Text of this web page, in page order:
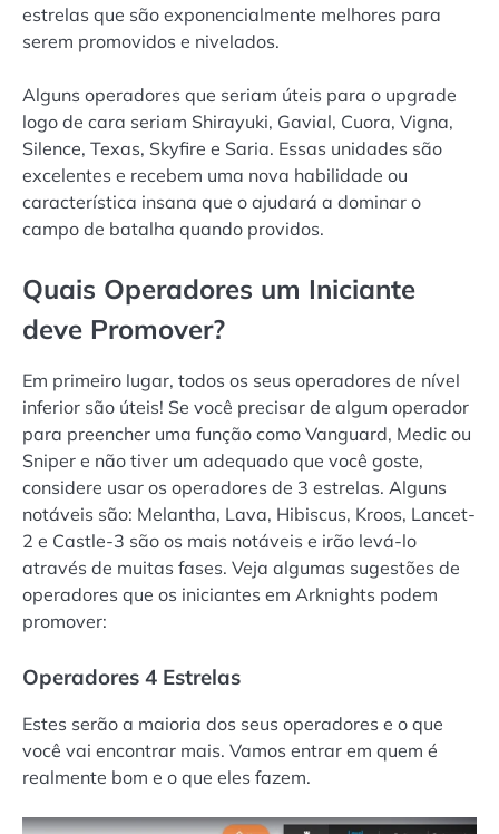
estrelas que são exponencialmente melhores para
serem promovidos e nivelados.
Alguns operadores que seriam úteis para o upgrade
logo de cara seriam Shirayuki, Gavial, Cuora, Vigna,
Silence, Texas, Skyfire e Saria. Essas unidades são
excelentes e recebem uma nova habilidade ou
característica insana que o ajudará a dominar o
campo de batalha quando providos.
Quais Operadores um Iniciante
deve Promover?
Em primeiro lugar, todos os seus operadores de nível
inferior são úteis! Se você precisar de algum operador
para preencher uma função como Vanguard, Medic ou
Sniper e não tiver um adequado que você goste,
considere usar os operadores de 3 estrelas. Alguns
notáveis são: Melantha, Lava, Hibiscus, Kroos, Lancet-
2 e Castle-3 são os mais notáveis e irão levá-lo
através de muitas fases. Veja algumas sugestões de
operadores que os iniciantes em Arknights podem
promover:
Operadores 4 Estrelas
Estes serão a maioria dos seus operadores e o que
você vai encontrar mais. Vamos entrar em quem é
realmente bom e o que eles fazem.